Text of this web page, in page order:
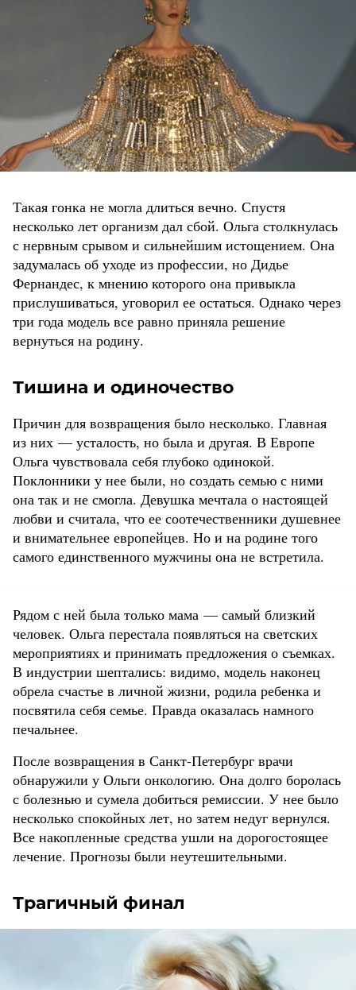
Такая гонка не могла длиться вечно. Спустя
несколько лет организм дал сбой. Ольга столкнулась
с нервным срывом и сильнейшим истощением. Она
задумалась об уходе из профессии, но Дидье
Фернандес, к мнению которого она привыкла
прислушиваться, уговорил ее остаться. Однако через
три года модель все равно приняла решение
вернуться на родину.
Тишина и одиночество
Причин для возвращения было несколько. Главная
из них — усталость, но была и другая. В Европе
Ольга чувствовала себя глубоко одинокой.
Поклонники у нее были, но создать семью с ними
она так и не смогла. Девушка мечтала о настоящей
любви и считала, что ее соотечественники душевнее
и внимательнее европейцев. Но и на родине того
самого единственного мужчины она не встретила.
Рядом с ней была только мама — самый близкий
человек. Ольга перестала появляться на светских
мероприятиях и принимать предложения о съемках.
В индустрии шептались: видимо, модель наконец
обрела счастье в личной жизни, родила ребенка и
посвятила себя семье. Правда оказалась намного
печальнее.
После возвращения в Санкт-Петербург врачи
обнаружили у Ольги онкологию. Она долго боролась
с болезнью и сумела добиться ремиссии. У нее было
несколько спокойных лет, но затем недуг вернулся.
Все накопленные средства ушли на дорогостоящее
лечение. Прогнозы были неутешительными.
Трагичный финал